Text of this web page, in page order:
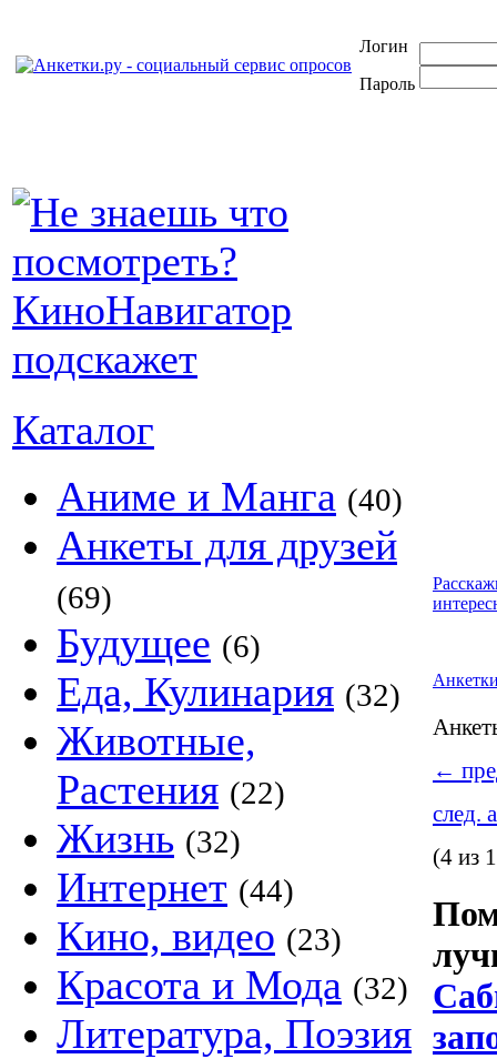
Логин
Пароль
Каталог
Аниме и Манга (40)
Анкеты для друзей
(69)
Будущее (6)
Еда, Кулинария (32)
Животные,
Растения (22)
Жизнь (32)
Интернет (44)
Кино, видео (23)
Красота и Мода (32)
Литература, Поэзия
←
след.
(4 из